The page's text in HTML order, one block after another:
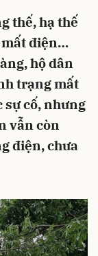
thế, hạ thế
mất điện…
hộ dân
trạng mất
sự cố, nhưng
vẫn còn
điện, chưa